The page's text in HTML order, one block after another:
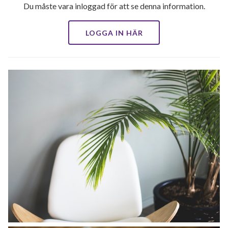
Du måste vara inloggad för att se denna information.
LOGGA IN HÄR